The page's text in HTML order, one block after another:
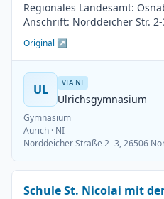
Regionales Landesamt:
Anschrift: Norddeicher Str.
Original ↗
UL VIA NI
Ulrichsgymnasium
Gymnasium
Aurich · NI
Norddeicher Straße 2 -3, 26506
Schule St. Nicolai mit